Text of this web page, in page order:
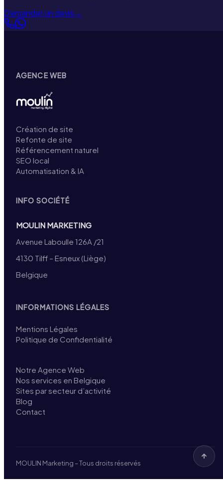
Demander un devis→
AGENCE WEB
Création de site
Refonte de site
Référencement naturel
SEO local
Automatisation & IA
INFO SOCIÉTÉ
MOULIN MARKETING
Avenue Laboulle 126A /21
4130 Tilff – Esneux (Liège)
Belgique
INFORMATIONS LÉGALES
Mentions Légales
Politique de Confidentialité
Notre Agence Web
Nos services en Belgique
Sites par secteur d’activité
Blog
Contact
MOULIN Marketing – Tous droits réservés